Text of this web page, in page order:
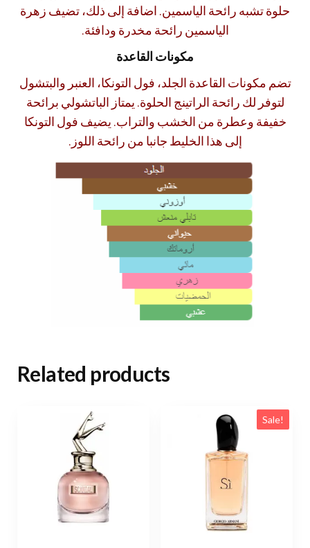
حلوة تشبه رائحة الياسمين. اضافة إلى ذلك، تضيف زهرة
الياسمين رائحة مخدرة ودافئة.
مكونات القاعدة
تضم مكونات القاعدة الجلد، فول التونكا، العنبر والبتشول
لتوفر لك رائحة الراتينج الحلوة. يمتاز الباتشولي برائحة
خفيفة وعطرة من الخشب والتراب. يضيف فول التونكا
إلى هذا الخليط جانبا من رائحة اللوز.
Related products
Sale!